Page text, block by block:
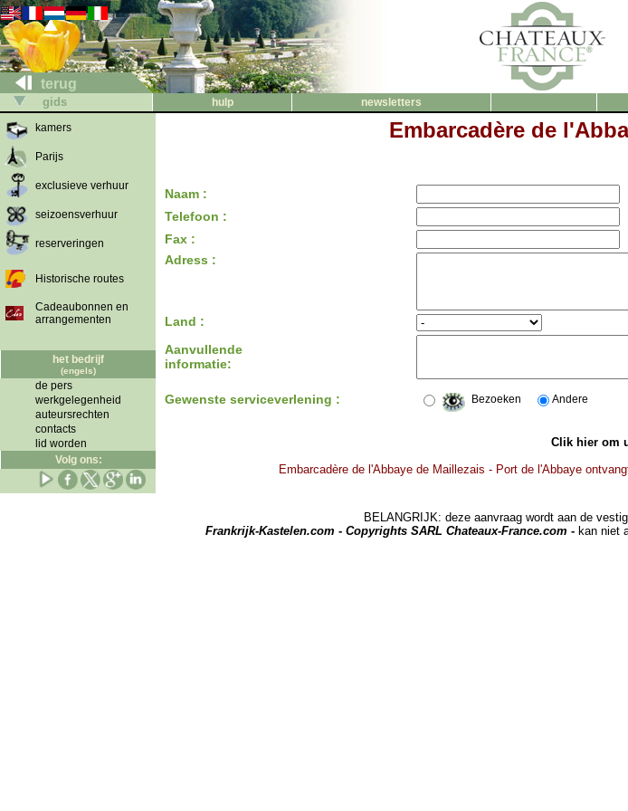
terug
gids hulp newsletters
kamers
Parijs
exclusieve verhuur
seizoensverhuur
reserveringen
Historische routes
Cadeaubonnen en
arrangementen
het bedrijf
(engels)
de pers
werkgelegenheid
auteursrechten
contacts
lid worden
Volg ons:
Embarcadère de
Naam :
Telefoon :
Fax :
Adress :
Land :
Aanvullende
informatie:
Gewenste serviceverlening : Bezoeken Andere
Clik hier om
Embarcadère de l'Abbaye de Maillezais - Port de l'Abbaye
BELANGRIJK: deze aanvraag wordt aan de
Frankrijk-Kastelen.com - Copyrights SARL Chateaux-France.com - kan niet